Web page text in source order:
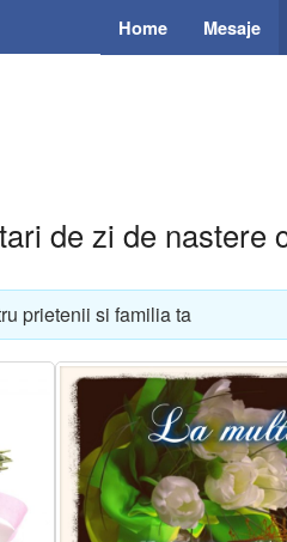
Home Mesaje
de zi de nastere
prietenii si familia ta